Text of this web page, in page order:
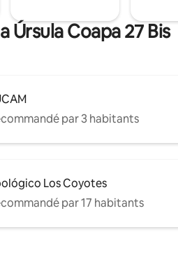
Úrsula Coapa 27 Bis
par 3 habitants
Los Coyotes
par 17 habitants